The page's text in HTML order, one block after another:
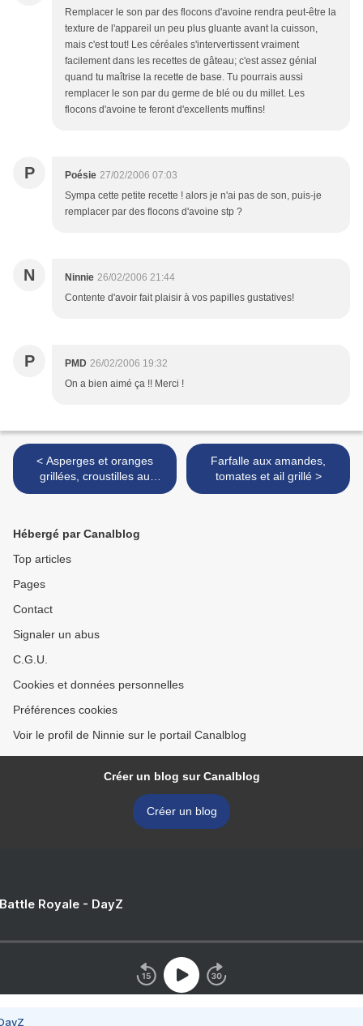
Remplacer le son par des flocons d'avoine rendra peut-être la
texture de l'appareil un peu plus gluante avant la cuisson,
mais c'est tout! Les céréales s'intervertissent vraiment
facilement dans les recettes de gâteau; c'est assez génial
quand tu maîtrise la recette de base. Tu pourrais aussi
remplacer le son par du germe de blé ou du millet. Les
flocons d'avoine te feront d'excellents muffins!
P Poésie 27/02/2006 07:03
Sympa cette petite recette ! alors je n'ai pas de son, puis-je
remplacer par des flocons d'avoine stp ?
N Ninnie 26/02/2006 21:44
Contente d'avoir fait plaisir à vos papilles gustatives!
P PMD 26/02/2006 19:32
On a bien aimé ça !! Merci !
< Asperges et oranges
grillées, croustilles au
parmesan
Farfalle aux amandes,
tomates et ail grillé >
Hébergé par Canalblog
Top articles
Pages
Contact
Signaler un abus
C.G.U.
Cookies et données personnelles
Préférences cookies
Voir le profil de Ninnie sur le portail Canalblog
Créer un blog sur Canalblog
Créer un blog
Royale - DayZ